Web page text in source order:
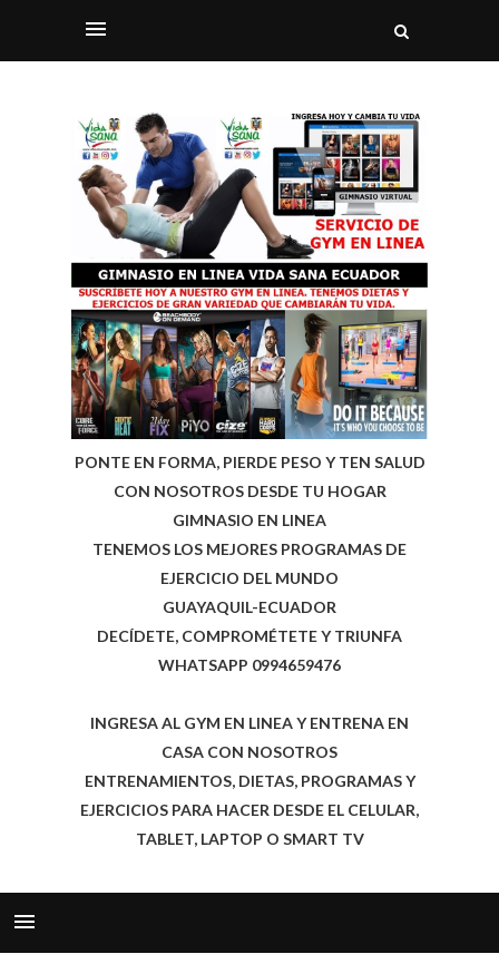
PONTE EN FORMA, PIERDE PESO Y TEN SALUD
CON NOSOTROS DESDE TU HOGAR
GIMNASIO EN LINEA
TENEMOS LOS MEJORES PROGRAMAS DE
EJERCICIO DEL MUNDO
GUAYAQUIL-ECUADOR
DECÍDETE, COMPROMÉTETE Y TRIUNFA
WHATSAPP 0994659476
INGRESA AL GYM EN LINEA Y ENTRENA EN
CASA CON NOSOTROS
ENTRENAMIENTOS, DIETAS, PROGRAMAS Y
EJERCICIOS PARA HACER DESDE EL CELULAR,
TABLET, LAPTOP O SMART TV